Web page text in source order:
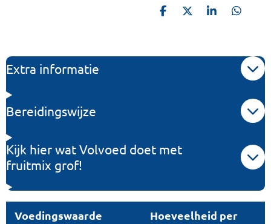
D
n
D
S
e
D
n
Extra informatie
Bereidingswijze
Kijk hier wat Volvoed doet met
fruitmix grof!
Voedingswaarde
Hoeveelheid per